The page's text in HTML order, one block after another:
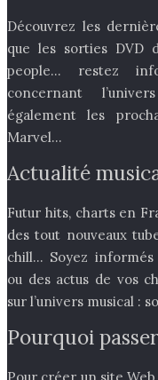
Découvrez les
que les sorties DVD
people… restez
concernant
également les
Marvel…
Actualité
Futur hits, charts en
des tout nouveaux
chill… Soyez
ou des actus de vos
sur l’univers musical :
Pourquoi